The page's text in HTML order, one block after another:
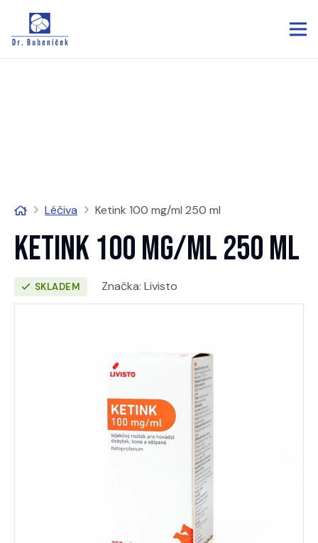
Léčiva Ketink 100 mg/ml 250 ml
Ketink 100 mg/ml 250 ml
SKLADEM Značka:Livisto